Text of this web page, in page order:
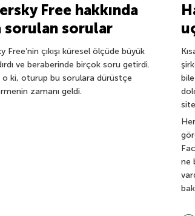
Free hakkında
sorulan sorular
Free’nin çıkışı küresel ölçüde büyük
ve beraberinde birçok soru getirdi.
o ki, oturup bu sorulara dürüstçe
zamanı geldi.
ne